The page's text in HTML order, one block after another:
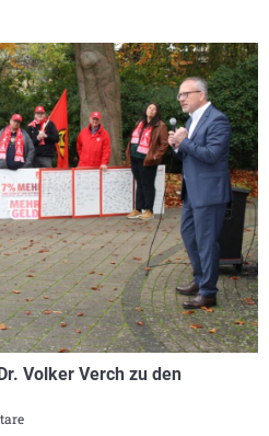
Volker Verch zu den